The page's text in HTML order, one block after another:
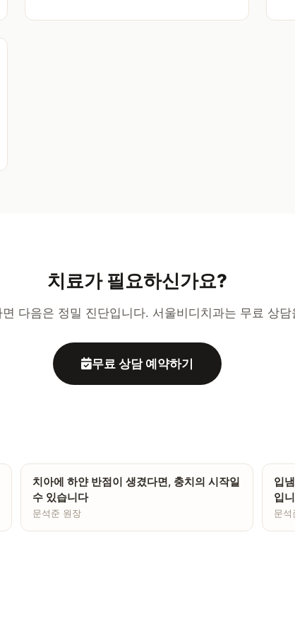
치료가 필요하신가요?
다음은 정밀 진단입니다. 서울비디치과는 무료 상
무료 상담 예약하기
치아에 하얀 반점이 생겼다면, 충치의 시작일
수 있습니다
문석준 원장
입
입
문석